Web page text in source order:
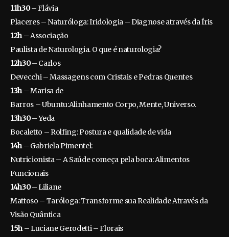
11h30– Flávia
Placeres – Naturóloga: Iridologia – Diagnose através da Íris
12h– Associação
Paulista de Naturologia. O que é naturologia?
12h30– Carlos
Devecchi – Massagens com Cristais e Pedras Quentes
13h– Marisa de
Barros – Ubuntu:Alinhamento Corpo, Mente, Universo.
13h30– Yeda
Bocaletto – Rolfing: Postura e qualidade de vida
14h– Gabriela Pimentel:
Nutricionista – A Saúde começa pela boca: Alimentos
Funcionais
14h30– Liliane
Mattoso – Taróloga: Transforme sua Realidade Através da
Visão Quântica
15h– Luciane Gerodetti – Florais